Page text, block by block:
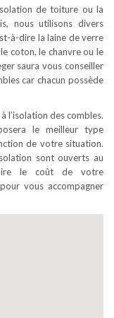
de toiture ou la
nous utilisons divers
à-dire la laine de verre
coton, le chanvre ou le
saura vous conseiller
car chacun possède
l’isolation des combles.
le meilleur type
de votre situation.
sont ouverts au
le coût de votre
vous accompagner